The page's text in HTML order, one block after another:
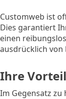
Customweb ist
Dies garantiert
einen
ausdrücklich von
Ihre
Im Gegensatz